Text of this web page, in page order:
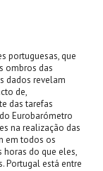
portuguesas, que
ombros das
dados revelam
de,
das tarefas
Eurobarómetro
na realização das
em todos os
horas do que eles,
Portugal está entre